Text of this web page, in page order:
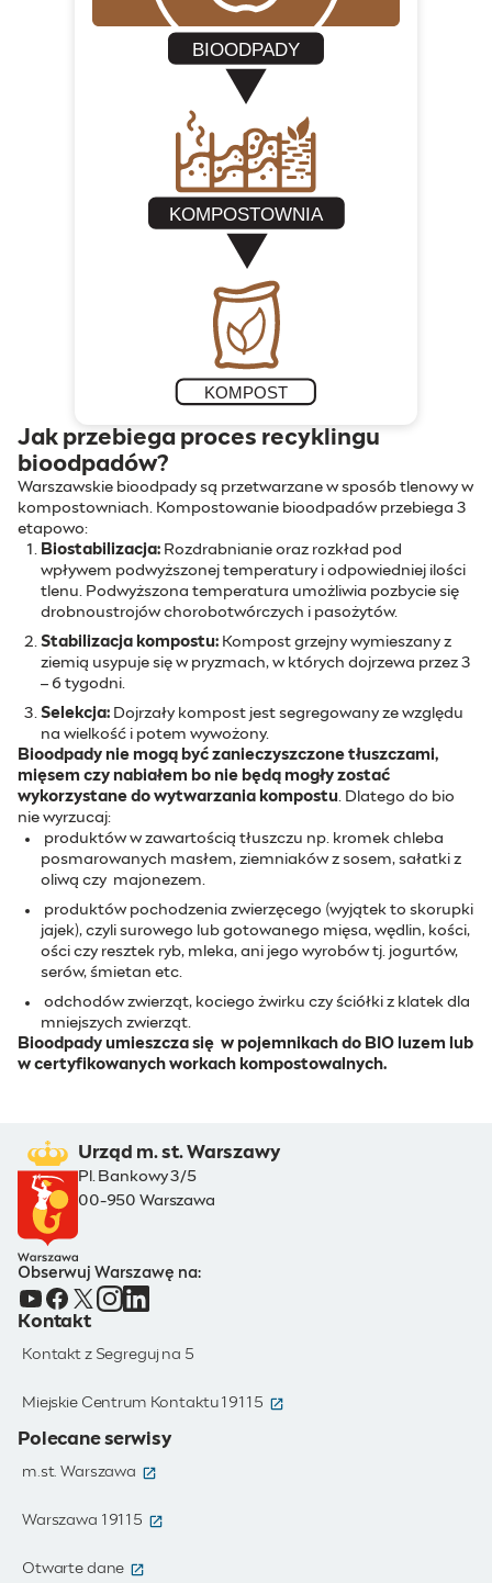
Jak przebiega proces recyklingu
bioodpadów?
Warszawskie bioodpady są przetwarzane w sposób tlenowy w
kompostowniach. Kompostowanie bioodpadów przebiega 3
etapowo:
Biostabilizacja: Rozdrabnianie oraz rozkład pod
wpływem podwyższonej temperatury i odpowiedniej ilości
tlenu. Podwyższona temperatura umożliwia pozbycie się
drobnoustrojów chorobotwórczych i pasożytów.
Stabilizacja kompostu: Kompost grzejny wymieszany z
ziemią usypuje się w pryzmach, w których dojrzewa przez 3
– 6 tygodni.
Selekcja: Dojrzały kompost jest segregowany ze względu
na wielkość i potem wywożony.
Bioodpady nie mogą być zanieczyszczone tłuszczami,
mięsem czy nabiałem bo nie będą mogły zostać
wykorzystane do wytwarzania kompostu. Dlatego do bio
nie wyrzucaj:
produktów w zawartością tłuszczu np. kromek chleba
posmarowanych masłem, ziemniaków z sosem, sałatki z
oliwą czy majonezem.
produktów pochodzenia zwierzęcego (wyjątek to skorupki
jajek), czyli surowego lub gotowanego mięsa, wędlin, kości,
ości czy resztek ryb, mleka, ani jego wyrobów tj. jogurtów,
serów, śmietan etc.
odchodów zwierząt, kociego żwirku czy ściółki z klatek dla
mniejszych zwierząt.
Bioodpady umieszcza się w pojemnikach do BIO luzem lub
w certyfikowanych workach kompostowalnych.
Urząd m. st. Warszawy
Pl. Bankowy 3/5
00-950 Warszawa
Obserwuj Warszawę na:
Kontakt
Kontakt z Segreguj na 5
Miejskie Centrum Kontaktu 19115 (otwiera się w nowym oknie)
Polecane serwisy
m.st. Warszawa (otwiera się w nowym oknie)
Warszawa 19115 (otwiera się w nowym oknie)
Otwarte dane